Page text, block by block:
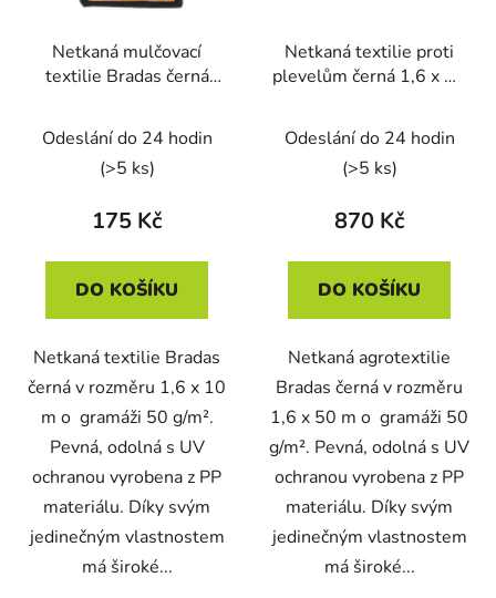
Netkaná mulčovací
textilie Bradas černá
Odeslání do 24 hodin
(>5 ks)
175 Kč
DO KOŠÍKU
Netkaná textilie Bradas
černá v rozměru 1,6 x 10
m o gramáži 50 g/m².
Pevná, odolná s UV
ochranou vyrobena z PP
materiálu. Díky svým
jedinečným vlastnostem
má široké...
Netkaná textilie proti
plevelům černá 1,6 x 50
Odeslání do 24 hodin
(>5 ks)
870 Kč
DO KOŠÍKU
Netkaná agrotextilie
Bradas černá v rozměru
1,6 x 50 m o gramáži 50
g/m². Pevná, odolná s UV
ochranou vyrobena z PP
materiálu. Díky svým
jedinečným vlastnostem
má široké...